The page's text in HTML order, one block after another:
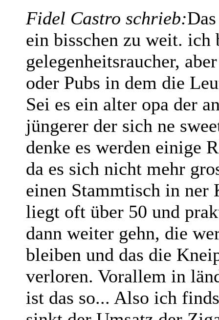
Fidel Castro schrieb:
ein bisschen zu weit. ich
gelegenheitsraucher,
oder Pubs in dem die
Sei es ein alter opa der
jüngerer der sich ne
denke es werden einige
da es sich nicht mehr
einen Stammtisch in ner
liegt oft über 50 und
dann weiter gehn, die
bleiben und das die
verloren. Vorallem in
ist das so... Also ich